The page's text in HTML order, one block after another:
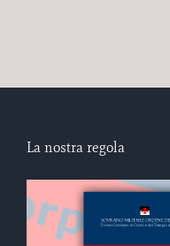
La nostra regola